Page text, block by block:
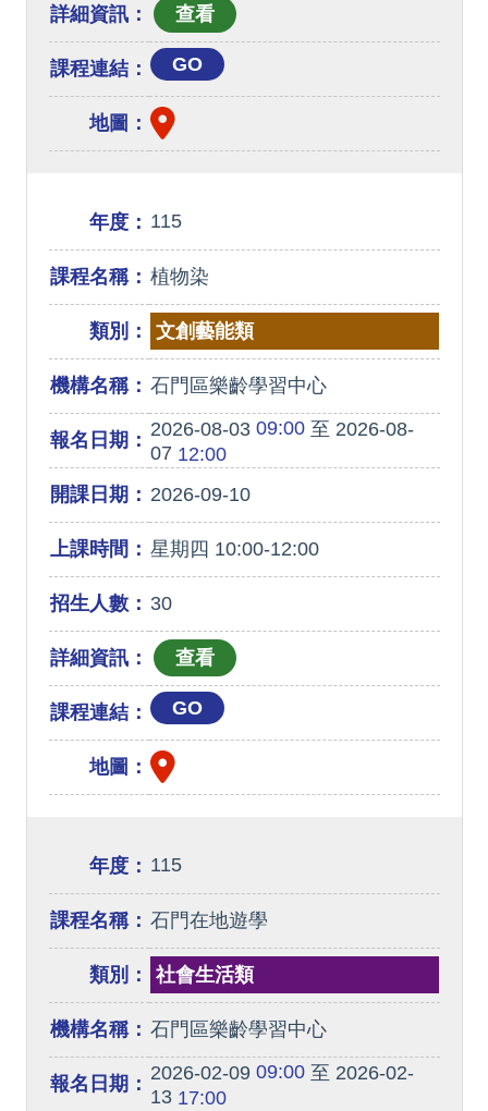
詳細資訊：
課程連結： GO
地圖：
年度： 115
課程名稱： 植物染
類別： 文創藝能類
機構名稱： 石門區樂齡學習中心
報名日期： 2026-08-0309:00至 2026-08-
07 12:00
開課日期： 2026-09-10
上課時間： 星期四 10:00-12:00
招生人數： 30
詳細資訊：
課程連結： GO
地圖：
年度： 115
課程名稱： 石門在地遊學
類別： 社會生活類
機構名稱： 石門區樂齡學習中心
報名日期： 2026-02-0909:00至 2026-02-
1317:00